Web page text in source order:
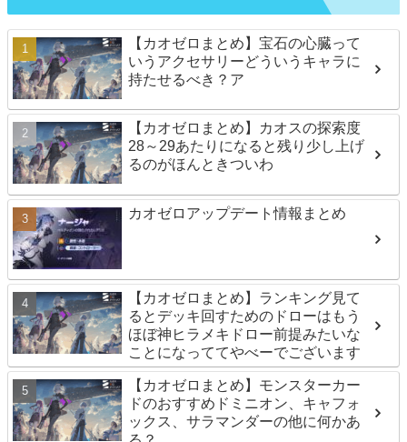
【カオゼロまとめ】宝石の心臓って
いうアクセサリーどういうキャラに
持たせるべき？ア
【カオゼロまとめ】カオスの探索度
28～29あたりになると残り少し上げ
るのがほんときついわ
カオゼロアップデート情報まとめ
【カオゼロまとめ】ランキング見て
るとデッキ回すためのドローはもう
ほぼ神ヒラメキドロー前提みたいな
ことになっててやべーでございます
【カオゼロまとめ】モンスターカー
ドのおすすめドミニオン、キャフォ
ックス、サラマンダーの他に何かあ